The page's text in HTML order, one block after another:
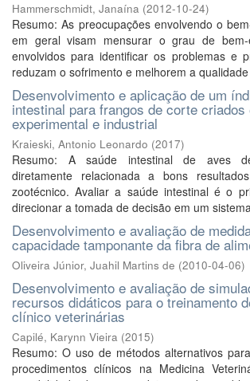
Hammerschmidt, Janaína (2012-10-24)
Resumo: As preocupações envolvendo o
em geral visam mensurar o grau de bem-
envolvidos para identificar os problemas e
reduzam o sofrimento e melhorem a
Desenvolvimento e aplicação de um
intestinal para frangos de corte criados
experimental e industrial
Kraieski, Antonio Leonardo (2017)
Resumo: A saúde intestinal de aves
diretamente relacionada a bons
zootécnico. Avaliar a saúde intestinal é o
direcionar a tomada de decisão em um
Desenvolvimento e avaliação de
capacidade tamponante da fibra de
Oliveira Júnior, Juahil Martins de (2010-04-06)
Desenvolvimento e avaliação de
recursos didáticos para o treinamento
clínico veterinárias
Capilé, Karynn Vieira (2015)
Resumo: O uso de métodos alternativos
procedimentos clínicos na Medicina